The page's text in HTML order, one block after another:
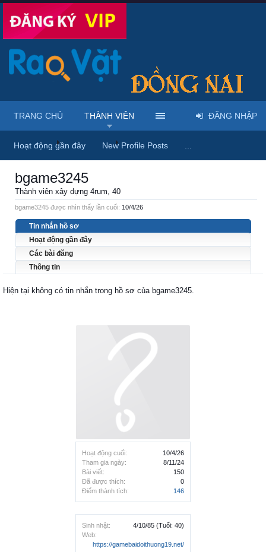
Trang chủ Thành viên bgame3245
Hoạt động cuối:
10/4/26
Tham gia ngày:
8/11/24
Bài viết:
150
Đã được thích:
0
Điểm thành tích:
146
Sinh nhật: 4/10/85 (Tuổi: 40)
Web:
https://gamebaidoithuong19.net/
bgame3245
Thành viên xây dựng 4rum, 40
bgame3245 được nhìn thấy lần cuối: 10/4/26
Tin nhắn hồ sơ
Hoạt động gần đây
Các bài đăng
Thông tin
Hiện tại không có tin nhắn trong hồ sơ của bgame3245.
TRANG CHỦ THÀNH VIÊN
Hoạt động gần đây New Profile Posts
ĐĂNG NHẬP